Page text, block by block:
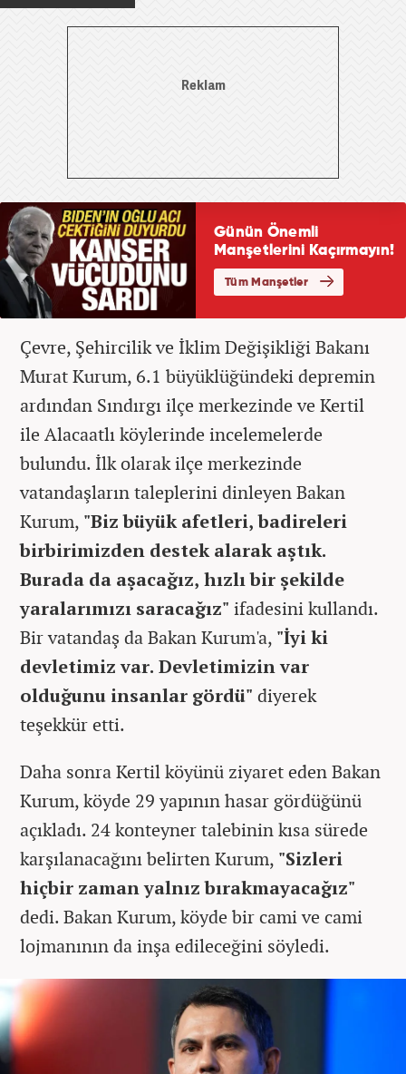
Çevre, Şehircilik ve İklim Değişikliği Bakanı
Murat Kurum, 6.1 büyüklüğündeki depremin
ardından Sındırgı ilçe merkezinde ve Kertil
ile Alacaatlı köylerinde incelemelerde
bulundu. İlk olarak ilçe merkezinde
vatandaşların taleplerini dinleyen Bakan
Kurum, "Biz büyük afetleri, badireleri
birbirimizden destek alarak aştık.
Burada da aşacağız, hızlı bir şekilde
yaralarımızı saracağız" ifadesini kullandı.
Bir vatandaş da Bakan Kurum'a, "İyi ki
devletimiz var. Devletimizin var
olduğunu insanlar gördü" diyerek
teşekkür etti.
Daha sonra Kertil köyünü ziyaret eden Bakan
Kurum, köyde 29 yapının hasar gördüğünü
açıkladı. 24 konteyner talebinin kısa sürede
karşılanacağını belirten Kurum, "Sizleri
hiçbir zaman yalnız bırakmayacağız"
dedi. Bakan Kurum, köyde bir cami ve cami
lojmanının da inşa edileceğini söyledi.